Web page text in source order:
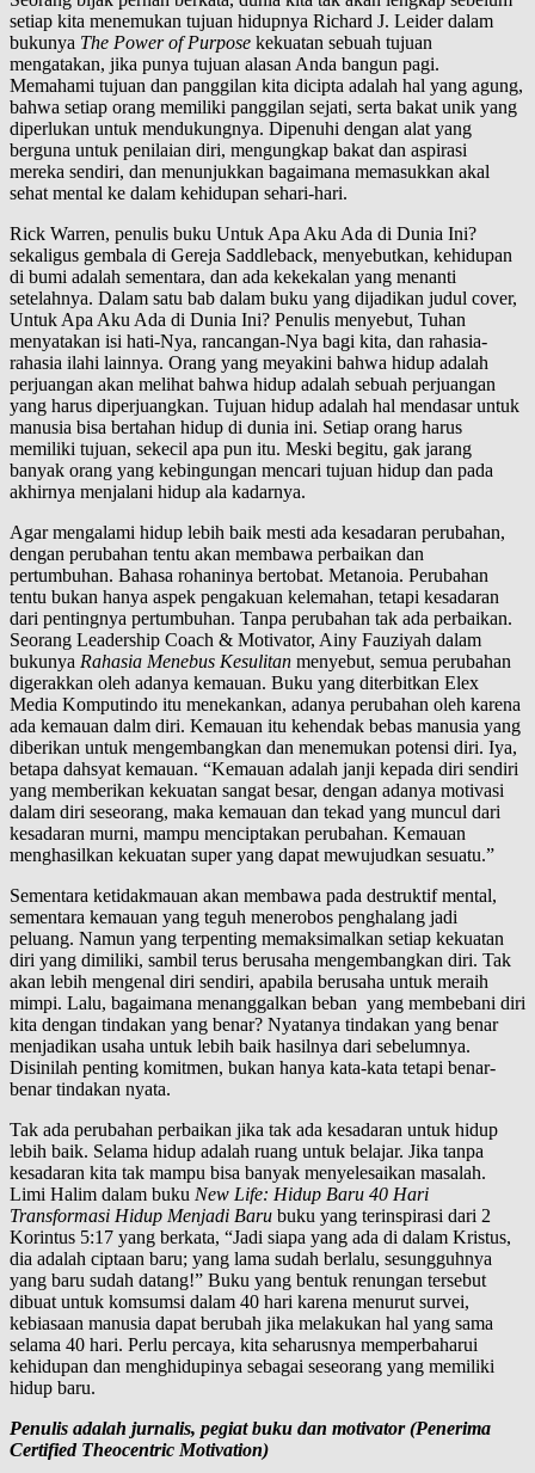
setiap kita menemukan tujuan hidupnya Richard J. Leider dalam
bukunya The Power of Purpose kekuatan sebuah tujuan
mengatakan, jika punya tujuan alasan Anda bangun pagi.
Memahami tujuan dan panggilan kita dicipta adalah hal yang agung,
bahwa setiap orang memiliki panggilan sejati, serta bakat unik yang
diperlukan untuk mendukungnya. Dipenuhi dengan alat yang
berguna untuk penilaian diri, mengungkap bakat dan aspirasi
mereka sendiri, dan menunjukkan bagaimana memasukkan akal
sehat mental ke dalam kehidupan sehari-hari.
Rick Warren, penulis buku Untuk Apa Aku Ada di Dunia Ini?
sekaligus gembala di Gereja Saddleback, menyebutkan, kehidupan
di bumi adalah sementara, dan ada kekekalan yang menanti
setelahnya. Dalam satu bab dalam buku yang dijadikan judul cover,
Untuk Apa Aku Ada di Dunia Ini? Penulis menyebut, Tuhan
menyatakan isi hati-Nya, rancangan-Nya bagi kita, dan rahasia-
rahasia ilahi lainnya. Orang yang meyakini bahwa hidup adalah
perjuangan akan melihat bahwa hidup adalah sebuah perjuangan
yang harus diperjuangkan. Tujuan hidup adalah hal mendasar untuk
manusia bisa bertahan hidup di dunia ini. Setiap orang harus
memiliki tujuan, sekecil apa pun itu. Meski begitu, gak jarang
banyak orang yang kebingungan mencari tujuan hidup dan pada
akhirnya menjalani hidup ala kadarnya.
Agar mengalami hidup lebih baik mesti ada kesadaran perubahan,
dengan perubahan tentu akan membawa perbaikan dan
pertumbuhan. Bahasa rohaninya bertobat. Metanoia. Perubahan
tentu bukan hanya aspek pengakuan kelemahan, tetapi kesadaran
dari pentingnya pertumbuhan. Tanpa perubahan tak ada perbaikan.
Seorang Leadership Coach & Motivator, Ainy Fauziyah dalam
bukunya Rahasia Menebus Kesulitan menyebut, semua perubahan
digerakkan oleh adanya kemauan. Buku yang diterbitkan Elex
Media Komputindo itu menekankan, adanya perubahan oleh karena
ada kemauan dalm diri. Kemauan itu kehendak bebas manusia yang
diberikan untuk mengembangkan dan menemukan potensi diri. Iya,
betapa dahsyat kemauan. “Kemauan adalah janji kepada diri sendiri
yang memberikan kekuatan sangat besar, dengan adanya motivasi
dalam diri seseorang, maka kemauan dan tekad yang muncul dari
kesadaran murni, mampu menciptakan perubahan. Kemauan
menghasilkan kekuatan super yang dapat mewujudkan sesuatu.”
Sementara ketidakmauan akan membawa pada destruktif mental,
sementara kemauan yang teguh menerobos penghalang jadi
peluang. Namun yang terpenting memaksimalkan setiap kekuatan
diri yang dimiliki, sambil terus berusaha mengembangkan diri. Tak
akan lebih mengenal diri sendiri, apabila berusaha untuk meraih
mimpi. Lalu, bagaimana menanggalkan beban yang membebani diri
kita dengan tindakan yang benar? Nyatanya tindakan yang benar
menjadikan usaha untuk lebih baik hasilnya dari sebelumnya.
Disinilah penting komitmen, bukan hanya kata-kata tetapi benar-
benar tindakan nyata.
Tak ada perubahan perbaikan jika tak ada kesadaran untuk hidup
lebih baik. Selama hidup adalah ruang untuk belajar. Jika tanpa
kesadaran kita tak mampu bisa banyak menyelesaikan masalah.
Limi Halim dalam buku New Life: Hidup Baru 40 Hari
Transformasi Hidup Menjadi Baru buku yang terinspirasi dari 2
Korintus 5:17 yang berkata, “Jadi siapa yang ada di dalam Kristus,
dia adalah ciptaan baru; yang lama sudah berlalu, sesungguhnya
yang baru sudah datang!” Buku yang bentuk renungan tersebut
dibuat untuk komsumsi dalam 40 hari karena menurut survei,
kebiasaan manusia dapat berubah jika melakukan hal yang sama
selama 40 hari. Perlu percaya, kita seharusnya memperbaharui
kehidupan dan menghidupinya sebagai seseorang yang memiliki
hidup baru.
Penulis adalah jurnalis, pegiat buku dan motivator (Penerima
Certified Theocentric Motivation)